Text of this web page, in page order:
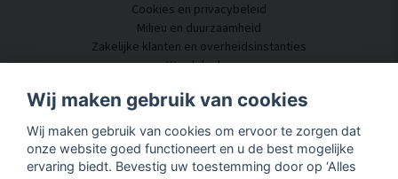
Cookies en privacybeleid
Milieu en duurzaamheid
Zakelijke klanten en overheidsinstanties
Word dealer
Klantenservice
Neem contact met ons op
Akoestisch advies
Montage en installatie
Wij maken gebruik van cookies
Wij maken gebruik van cookies om ervoor te zorgen dat
onze website goed functioneert en u de best mogelijke
ervaring biedt. Bevestig uw toestemming door op ‘Alles